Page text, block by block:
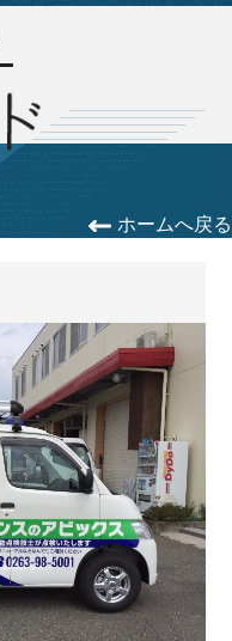
ホームへ戻る